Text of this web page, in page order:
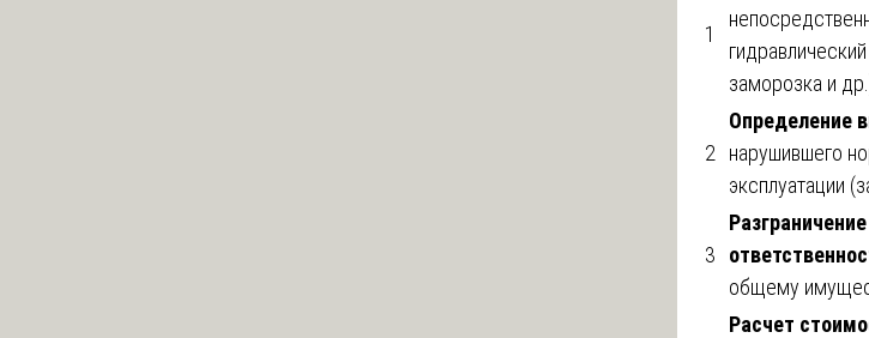
1
заморозка и
2
Определение
нарушившего
эксплуатации
3
общему
Расчет